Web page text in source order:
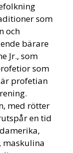
som
och
bärare
Jr., som
som
är profetian
med rötter
en tid
maskulina